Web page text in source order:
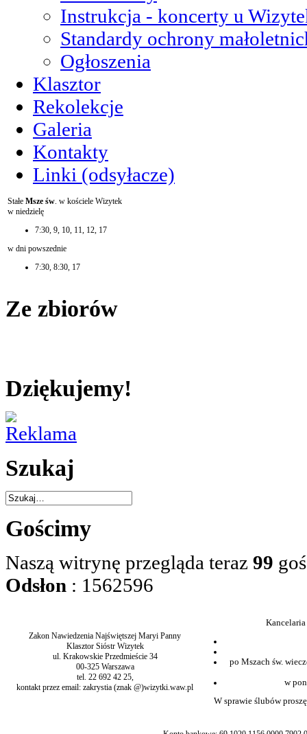
Instrukcja - koncerty u
Standardy ochrony
Ogłoszenia
Klasztor
Rekolekcje
Galeria
Kontakty
Linki (odsyłacze)
Stałe Msze św. w kościele Wizytek
w niedzielę
7:30, 9, 10, 11, 12, 17
w dni powszednie
7:30, 8:30, 17
Ze zbiorów
Dziękujemy!
Szukaj
Gościmy
Naszą witrynę przegląda teraz 99
Odsłon : 1562596
Zakon Nawiedzenia Najświętszej Maryi Panny
Klasztor Sióstr Wizytek
ul. Krakowskie Przedmieście 34
00-325 Warszawa
tel. 22 692 42 25,
kontakt przez email: zakrystia (znak @)wizytki.waw.pl
po Mszach św.
w
W sprawie ślubów